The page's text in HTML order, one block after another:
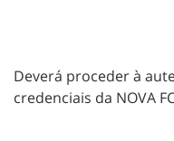
Deverá proceder à
credenciais da NOVA